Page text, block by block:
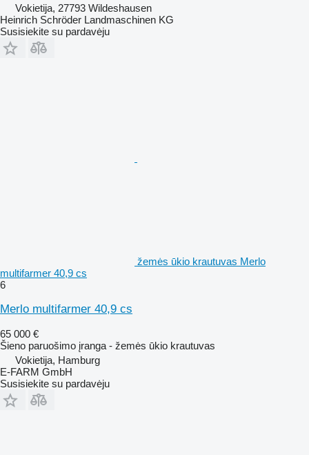
Vokietija, 27793 Wildeshausen
Heinrich Schröder Landmaschinen KG
Susisiekite su pardavėju
žemės ūkio krautuvas Merlo
multifarmer 40,9 cs
6
Merlo multifarmer 40,9 cs
65 000 €
Šieno paruošimo įranga - žemės ūkio krautuvas
Vokietija, Hamburg
E-FARM GmbH
Susisiekite su pardavėju